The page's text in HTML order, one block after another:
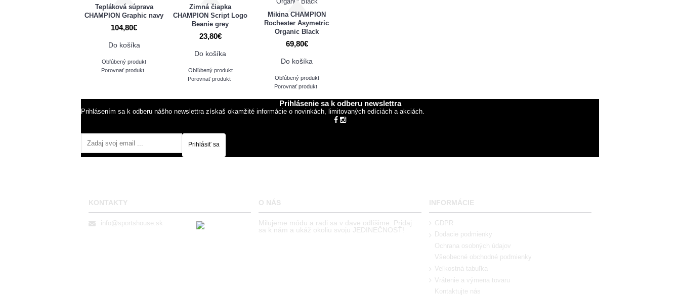
Tepláková súprava
CHAMPION Graphic navy
104,80€
Do košíka
Obľúbený produkt
Porovnať produkt
Zimná čiapka
CHAMPION Script Logo
Beanie grey
23,80€
Do košíka
Obľúbený produkt
Porovnať produkt
Mikina CHAMPION
Rochester Asymetric
Organic Black
69,80€
Do košíka
Obľúbený produkt
Porovnať produkt
Prihlásenie sa k odberu newslettra
Prihlásením sa k odberu nášho newslettra získaš okamžité informácie o novinkách, limitovaných edíciách a akciách.
Prihlásiť sa
KONTAKTY
info@sportshouse.sk
O NÁS
Milujeme módu a radi sa v dave odlíšime. Pridaj
sa k nám a ukáž okoliu svoju JEDINEČNOSŤ!
INFORMÁCIE
GDPR
Dodacie podmienky
Ochrana osobných údajov
Všeobecné obchodné podmienky
Veľkostná tabuľka
Vrátenie a výmena tovaru
Kontaktujte nás